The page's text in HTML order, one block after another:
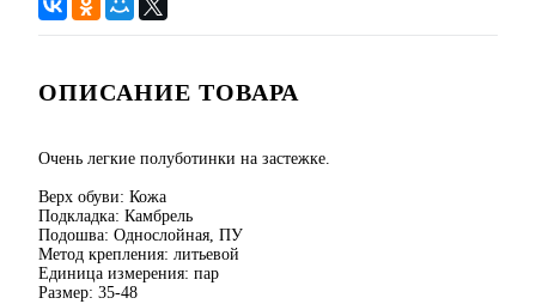
ОПИСАНИЕ ТОВАРА
Очень легкие полуботинки на застежке.
Верх обуви: Кожа
Подкладка: Камбрель
Подошва: Однослойная, ПУ
Метод крепления: литьевой
Единица измерения: пар
Размер: 35-48